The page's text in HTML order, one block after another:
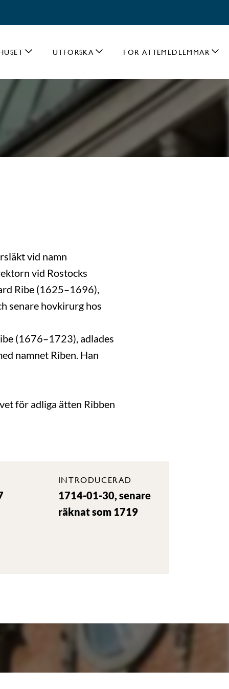
UTFORSKA FÖR ÄTTEMEDLEMMAR
vid namn
vid Rostocks
Ribe (1625–1696),
senare hovkirurg hos
(1676–1723), adlades
namnet Riben. Han
för adliga ätten Ribben
INTRODUCERAD
1714-01-30, senare
räknat som 1719